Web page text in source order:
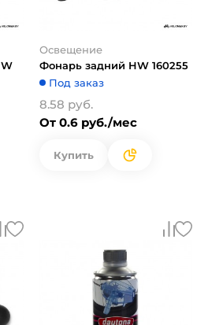
Освещение
Фонарь задний HW 160255
Под заказ
8.58 руб.
От 0.6 руб./мес
Купить